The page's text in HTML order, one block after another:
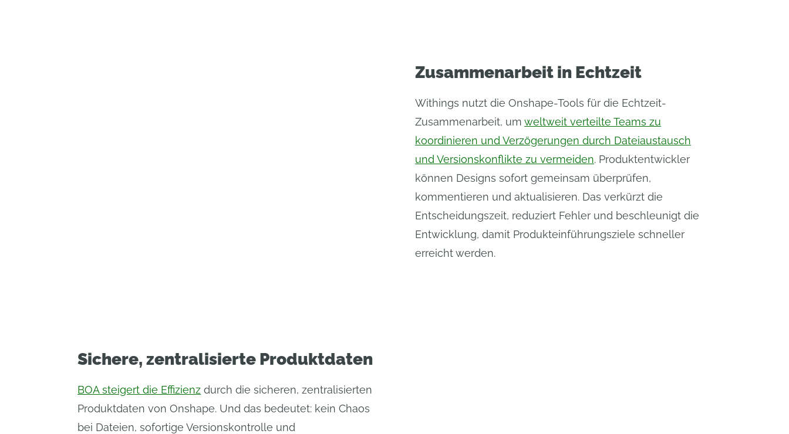
Zusammenarbeit in Echtzeit
Withings nutzt die Onshape-Tools für die Echtzeit-
Zusammenarbeit, um weltweit verteilte Teams zu
koordinieren und Verzögerungen durch Dateiaustausch
und Versionskonflikte zu vermeiden. Produktentwickler
können Designs sofort gemeinsam überprüfen,
kommentieren und aktualisieren. Das verkürzt die
Entscheidungszeit, reduziert Fehler und beschleunigt die
Entwicklung, damit Produkteinführungsziele schneller
erreicht werden.
Sichere, zentralisierte Produktdaten
BOA steigert die Effizienz durch die sicheren, zentralisierten
Produktdaten von Onshape. Und das bedeutet: kein Chaos
bei Dateien, sofortige Versionskontrolle und